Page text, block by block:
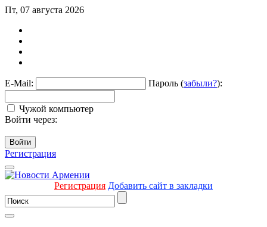
Пт, 07 августа 2026
E-Mail: Пароль (забыли?):
Чужой компьютер
Войти через:
Войти
Регистрация
Регистрация Добавить сайт в закладки